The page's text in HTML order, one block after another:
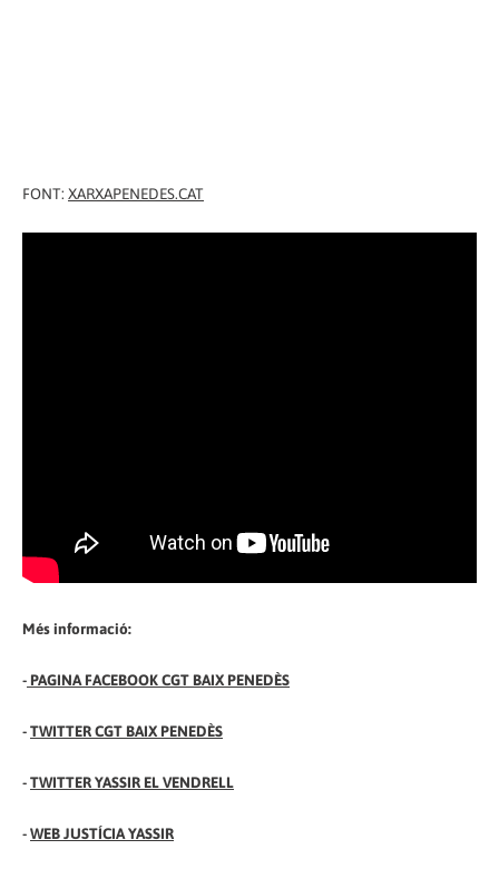
FONT: XARXAPENEDES.CAT
Més informació:
- PAGINA FACEBOOK CGT BAIX PENEDÈS
-TWITTER CGT BAIX PENEDÈS
-TWITTER YASSIR EL VENDRELL
-WEB JUSTÍCIA YASSIR